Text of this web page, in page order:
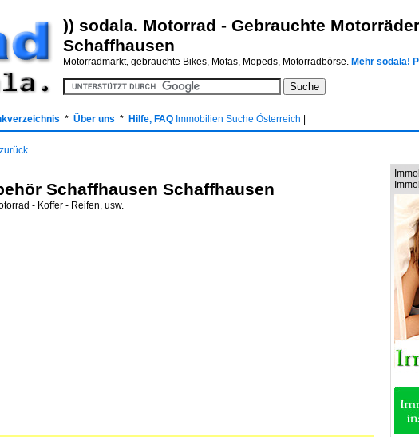
)) sodala. Motorrad - Gebrauchte Motorräder
Schaffhausen
Motorradmarkt, gebrauchte Bikes, Mofas, Mopeds, Motorradbörse. Mehr sodala!
* Über uns * Hilfe, FAQ Immobilien Suche Österreich
Schaffhausen Schaffhausen
- Koffer - Reifen, usw.